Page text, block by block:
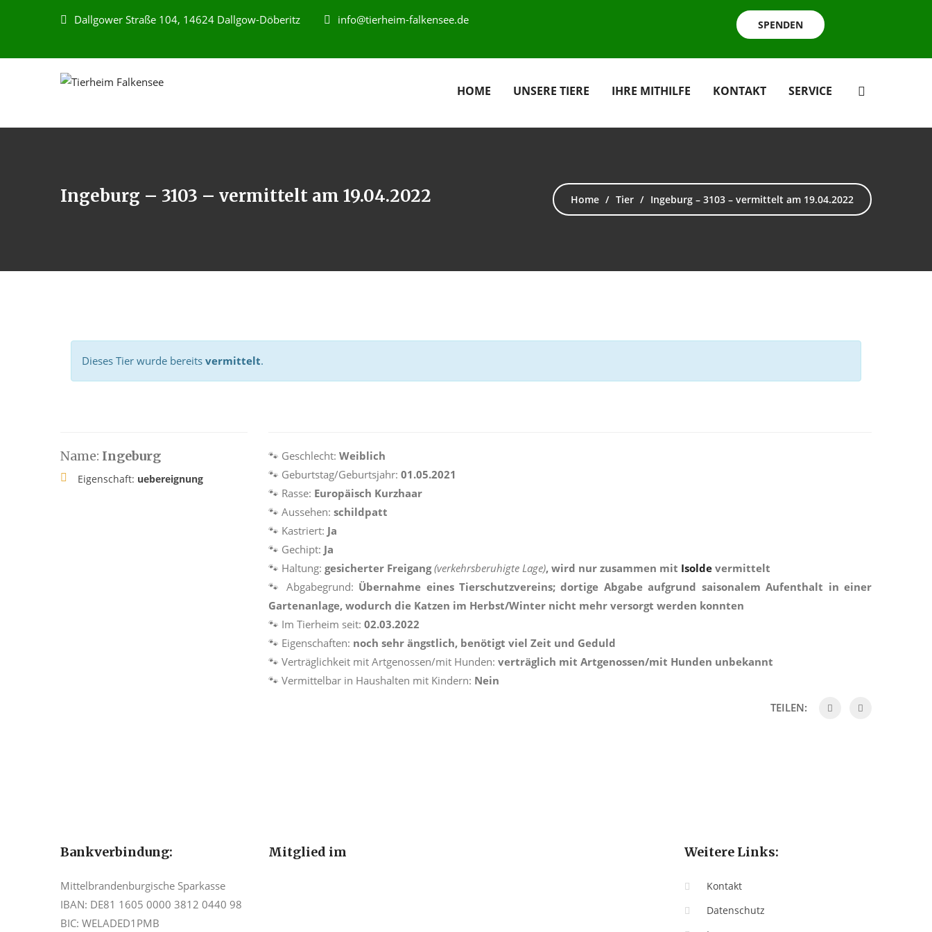
Dallgower Straße 104, 14624 Dallgow-Döberitz info@tierheim-falkensee.de SPENDEN
HOME UNSERE TIERE IHRE MITHILFE KONTAKT SERVICE
Ingeburg – 3103 – vermittelt am 19.04.2022 Home Tier Ingeburg – 3103 – vermittelt am 19.04.2022
Dieses Tier wurde bereits vermittelt.
Name: Ingeburg
Eigenschaft: uebereignung
🐾 Geschlecht: Weiblich
🐾 Geburtstag/Geburtsjahr: 01.05.2021
🐾 Rasse: Europäisch Kurzhaar
🐾 Aussehen: schildpatt
🐾 Kastriert: Ja
🐾 Gechipt: Ja
🐾 Haltung: gesicherter Freigang(verkehrsberuhigte Lage), wird nur zusammen mit Isolde vermittelt
🐾 Abgabegrund: Übernahme eines Tierschutzvereins; dortige Abgabe aufgrund saisonalem Aufenthalt in einer
Gartenanlage, wodurch die Katzen im Herbst/Winter nicht mehr versorgt werden konnten
🐾 Im Tierheim seit: 02.03.2022
🐾 Eigenschaften: noch sehr ängstlich, benötigt viel Zeit und Geduld
🐾 Verträglichkeit mit Artgenossen/mit Hunden: verträglich mit Artgenossen/mit Hunden unbekannt
🐾 Vermittelbar in Haushalten mit Kindern: Nein
TEILEN:
Bankverbindung:
Mittelbrandenburgische Sparkasse
IBAN: DE81 1605 0000 3812 0440 98
BIC: WELADED1PMB
Mitglied im Weitere Links:
Kontakt
Datenschutz